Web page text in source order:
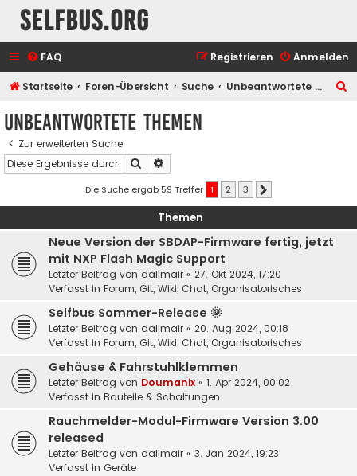
selfbus.org
FAQ Anmelden
Registrieren
Startseite Foren-Übersicht Suche Unbeantwortete Themen
Unbeantwortete Themen
Zur erweiterten Suche
Suche
Die Suche ergab 59 Treffer 1 2 3
Themen
Neue Version der SBDAP-Firmware fertig, jetzt
mit NXP Flash Magic Support
Letzter Beitrag von dallmair « 27. Okt 2024, 17:20
Verfasst in Forum, Git, Wiki, Chat, Organisatorisches
Selfbus Sommer-Release 🌞
Letzter Beitrag von dallmair « 20. Aug 2024, 00:18
Verfasst in Forum, Git, Wiki, Chat, Organisatorisches
Gehäuse & Fahrstuhlklemmen
Letzter Beitrag von Doumanix « 1. Apr 2024, 00:02
Verfasst in Bauteile & Schaltungen
Rauchmelder-Modul-Firmware Version 3.00
released
Letzter Beitrag von dallmair « 3. Jan 2024, 19:23
Verfasst in Geräte